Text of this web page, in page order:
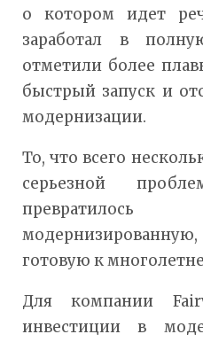
о котором идет
заработал в
отметили более
быстрый запуск и
модернизации.
То, что всего
серьезной
готовую к
Для компании
инвестиции в